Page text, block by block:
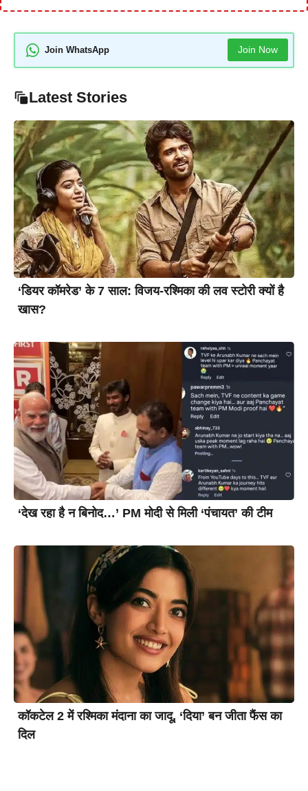
Join WhatsApp Join Now
Latest Stories
‘डियर कॉमरेड’ के 7 साल: विजय-रश्मिका की लव स्टोरी क्यों है
खास?
‘देख रहा है न बिनोद…’ PM मोदी से मिली ‘पंचायत’ की टीम
कॉकटेल 2 में रश्मिका मंदाना का जादू, ‘दिया’ बन जीता फैंस का
दिल